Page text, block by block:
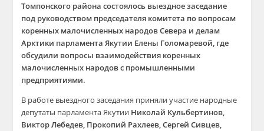
Томпонского района состоялось выездное заседание
под руководством председателя комитета по вопросам
коренных малочисленных народов Севера и делам
Арктики парламента Якутии Елены Голомаревой, где
обсудили вопросы взаимодействия коренных
малочисленных народов с промышленными
предприятиями.
В работе выездного заседания приняли участие народные
депутаты парламента Якутии Николай Кульбертинов,
Виктор Лебедев, Прокопий Рахлеев, Сергей Сивцев,